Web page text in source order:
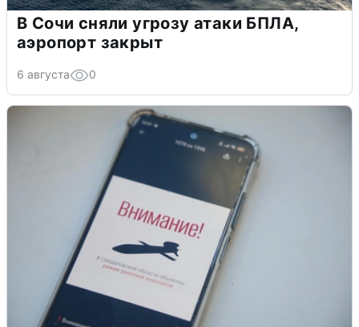
В Сочи сняли угрозу атаки БПЛА,
аэропорт закрыт
6 августа 0